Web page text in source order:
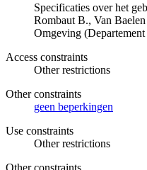
Specificaties over het
Rombaut B., Van
Omgeving
Access constraints
Other restrictions
Other constraints
geen beperkingen
Use constraints
Other restrictions
Other constraints